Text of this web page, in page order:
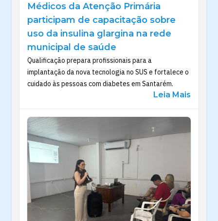
Médicos da Atenção Primária
participam de capacitação sobre
uso da insulina glargina na rede
municipal de saúde
Qualificação prepara profissionais para a
implantação da nova tecnologia no SUS e fortalece o
cuidado às pessoas com diabetes em Santarém.
Leia Mais